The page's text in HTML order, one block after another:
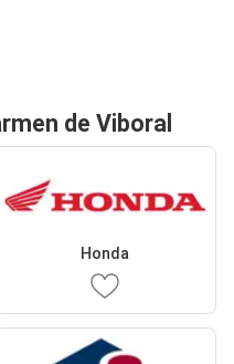
de Viboral
Honda